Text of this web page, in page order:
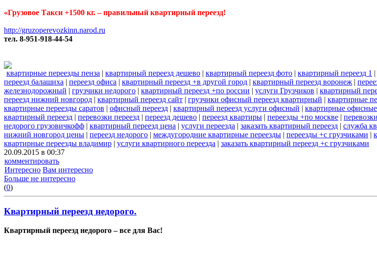
«Грузовое Такси +1500 кг. – правильный квартирный переезд!
http://gruzoperevozkinn.narod.ru
тел. 8-951-918-44-54
квартирные переезды пенза | квартирный переезд дешево | квартирный переезд фото | квартирный переезд 1 |
переезд балашиха | переезд офиса | квартирный переезд +в другой город | квартирный переезд воронеж |
железнодорожный | грузчики недорого | квартирный переезд +по россии | услуги Грузчиков | квартирный
переезд нижний новгород | квартирный переезд сайт | грузчики офисный переезд квартирный | квартирные
квартирные переезды саратов | офисный переезд | квартирный переезд услуги офисный | квартирные
квартирный переезд | перевозки переезд | переезд дешево | переезд квартиры | переезды +по москве |
недорого грузовичкофф | квартирный переезд цена | услуги переезда | заказать квартирный переезд | служба
нижний новгород цены | переезд недорого | междугородние квартирные переезды | переезды +с грузчиками |
квартирные переезды владимир | услуги квартирного переезда | заказать квартирный переезд +с грузчиками
20.09.2015 в 00:37
комментировать
Интересно Вам интересно
Больше не интересно
(0)
Квартирный переезд недорого.
Квартирный переезд недорого – все для Вас!